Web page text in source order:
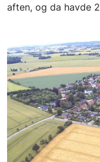
aften, og da havde